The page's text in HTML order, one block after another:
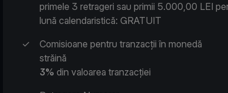
primele 3 retrageri sau primii 5.000,00 LEI
lună calendaristică: GRATUIT
✓
Comisioane pentru tranzacții în monedă
străină
3% din valoarea tranzacției